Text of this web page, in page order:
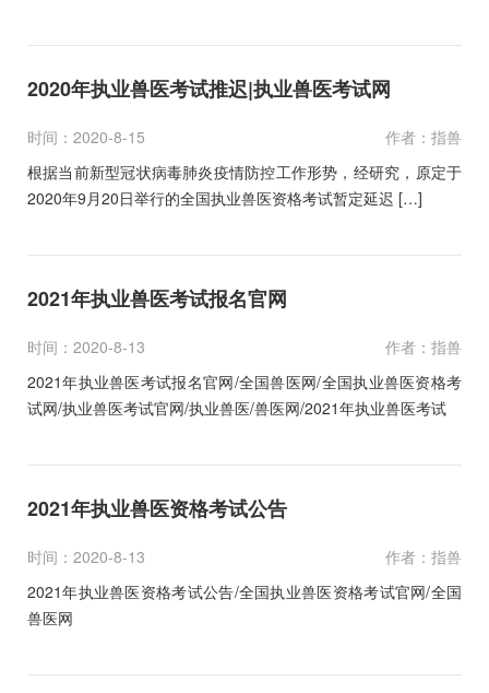
业兽医/2014年执业兽医/2013年执业兽医/2012年执业兽医/2011
2020年执业兽医考试推迟|执业兽医考试网
时间：2020-8-15
作者：指兽
根据当前新型冠状病毒肺炎疫情防控工作形势，经研究，原定于
2020年9月20日举行的全国执业兽医资格考试暂定延迟 […]
2021年执业兽医考试报名官网
时间：2020-8-13
作者：指兽
2021年执业兽医考试报名官网/全国兽医网/全国执业兽医资格考
试网/执业兽医考试官网/执业兽医/兽医网/2021年执业兽医考试
2021年执业兽医资格考试公告
时间：2020-8-13
作者：指兽
2021年执业兽医资格考试公告/全国执业兽医资格考试官网/全国
兽医网